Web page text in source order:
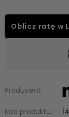
Oblicz ratę w
Producent:
Kod produktu: